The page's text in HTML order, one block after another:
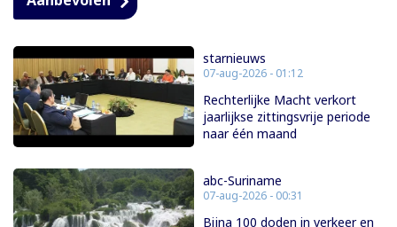
starnieuws
07-aug-2026 - 01:12
Rechterlijke Macht verkort
jaarlijkse zittingsvrije periode
naar één maand
abc-Suriname
07-aug-2026 - 00:31
Bijna 100 doden in verkeer en